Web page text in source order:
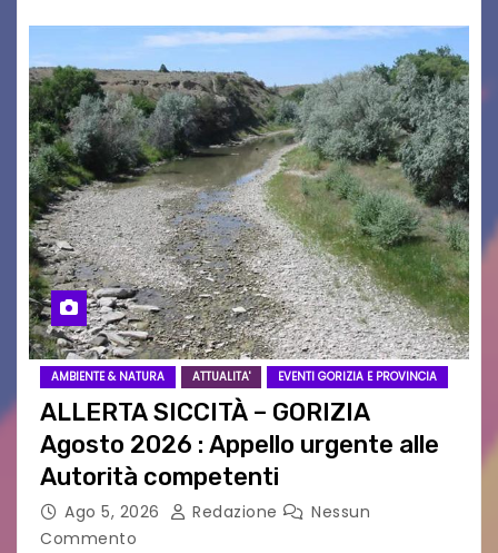
AMBIENTE & NATURA ATTUALITA' EVENTI GORIZIA E PROVINCIA
ALLERTA SICCITÀ – GORIZIA
Agosto 2026 : Appello urgente alle
Autorità competenti
Ago 5, 2026 Redazione
Nessun
Commento